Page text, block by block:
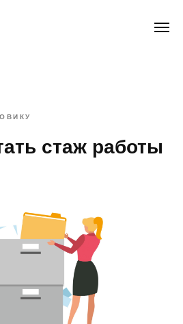
стаж работы